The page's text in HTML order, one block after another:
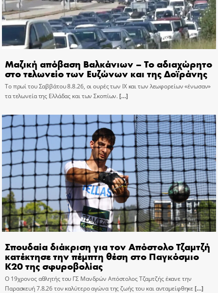
Μαζική απόβαση Βαλκάνιων – Το αδιαχώρητο
στο τελωνείο των Ευζώνων και της Δοϊράνης
Το πρωί του Σαββάτου 8.8.26, οι ουρές των ΙΧ και των λεωφορείων «ένωσαν»
τα τελωνεία της Ελλάδας και των Σκοπίων.[…]
Σπουδαία διάκριση για τον Απόστολο Τζαμτζή
κατέκτησε την πέμπτη θέση στο Παγκόσμιο
Κ20 της σφυροβολίας
Ο 19χρονος αθλητής του ΓΣ Μανδρών Απόστολος Τζαμτζής έκανε την
Παρασκευή 7.8.26 τον καλύτερο αγώνα της ζωής του και ανταμείφθηκε[…]